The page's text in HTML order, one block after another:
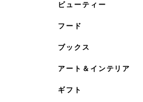
ビューティー
フード
ブックス
アート＆インテリア
ギフト